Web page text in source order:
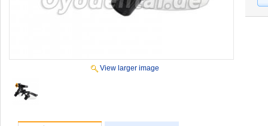
View larger image